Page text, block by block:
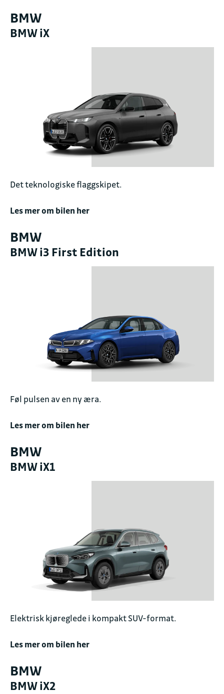
BMW
BMW iX
Det teknologiske flaggskipet.
Les mer om bilen her
BMW
BMW i3 First Edition
Føl pulsen av en ny æra.
Les mer om bilen her
BMW
BMW iX1
Elektrisk kjøreglede i kompakt SUV-format.
Les mer om bilen her
BMW
BMW iX2